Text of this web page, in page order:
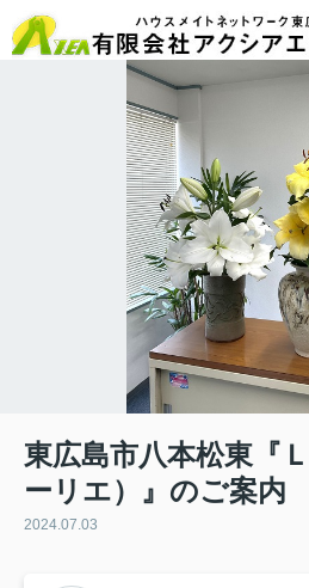
東広島市八本松東『
ーリエ）』のご案内
2024.07.03